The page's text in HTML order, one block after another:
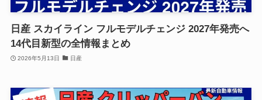
日産 スカイライン フルモデルチェンジ 2027年発売へ
14代目新型の全情報まとめ
2026年5月13日 日産